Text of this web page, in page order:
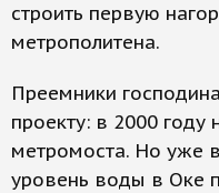
строить первую
метрополитена.
Преемники
проекту: в 2000
метромоста. Но уже
уровень воды в Оке